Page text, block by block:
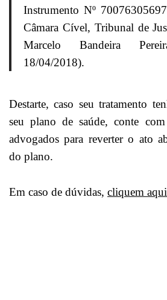
Instrumento Nº
Câmara Cível, Tribunal de
Marcelo Bandeira
18/04/2018).
Destarte, caso seu tratamento
seu plano de saúde, conte
advogados para reverter o ato
do plano.
Em caso de dúvidas, cliquem